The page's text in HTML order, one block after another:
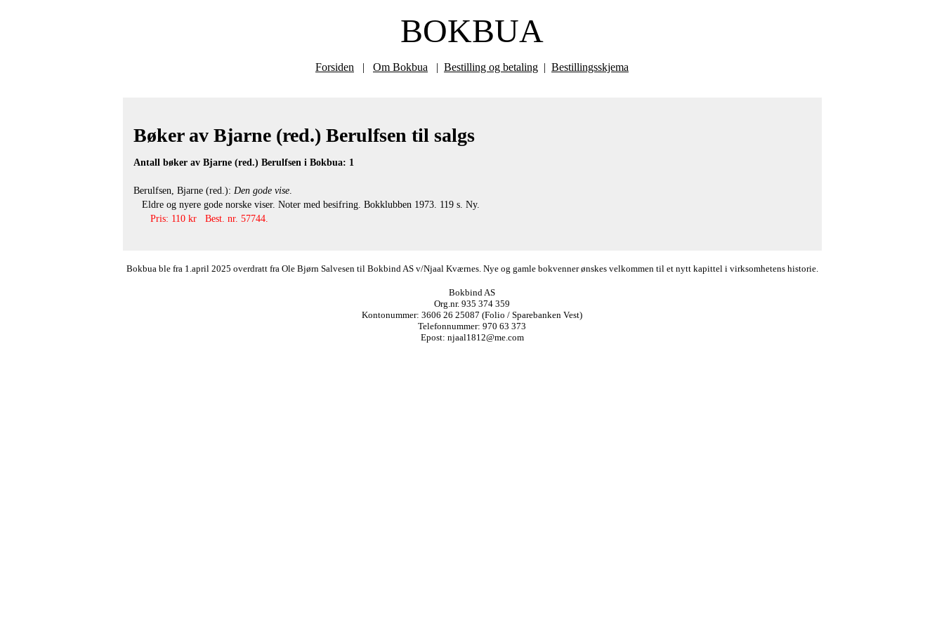
BOKBUA
Forsiden | Om Bokbua | Bestilling og betaling | Bestillingsskjema
Bøker av Bjarne (red.) Berulfsen til salgs
Antall bøker av Bjarne (red.) Berulfsen i Bokbua: 1
Berulfsen, Bjarne (red.): Den gode vise.
Eldre og nyere gode norske viser. Noter med besifring. Bokklubben 1973. 119 s. Ny.
Pris: 110 kr Best. nr. 57744.
Bokbua ble fra 1.april 2025 overdratt fra Ole Bjørn Salvesen til Bokbind AS v/Njaal Kværnes. Nye og gamle bokvenner ønskes velkommen til et nytt kapittel i virksomhetens historie.
Bokbind AS
Org.nr. 935 374 359
Kontonummer: 3606 26 25087 (Folio / Sparebanken Vest)
Telefonnummer: 970 63 373
Epost: njaal1812@me.com